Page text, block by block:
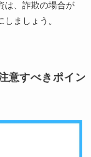
は、詐欺の場合が
ましょう。
意すべきポイン